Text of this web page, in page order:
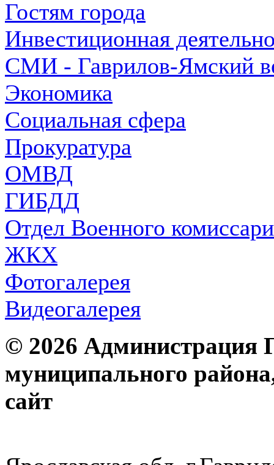
Гостям города
Инвестиционная
СМИ - Гаврилов-Ямский
Экономика
Социальная сфера
Прокуратура
ОМВД
ГИБДД
Отдел Военного
ЖКХ
Фотогалерея
Видеогалерея
© 2026 Администрация
муниципального